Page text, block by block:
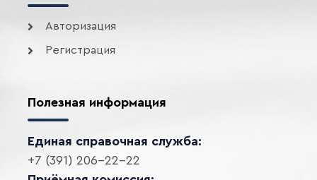
Авторизация
Регистрация
Полезная информация
Единая справочная служба:
+7 (391) 206-22-22